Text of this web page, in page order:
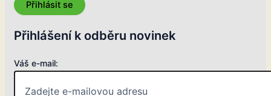
Přihlásit se
Přihlášení k odběru novinek
Váš e-mail: